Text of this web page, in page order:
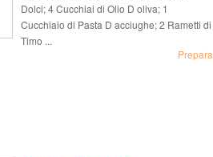
Dolci; 4 Cucchiai di Olio D oliva; 1
Cucchiaio di Pasta D acciughe; 2 Rametti di
Timo ...
Prepara